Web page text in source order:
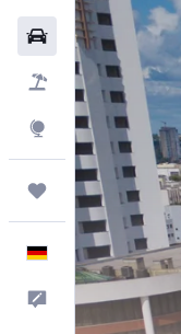
Mietwagen
Pauschalreisen
Explore
Trips
Deutsch
Feedback